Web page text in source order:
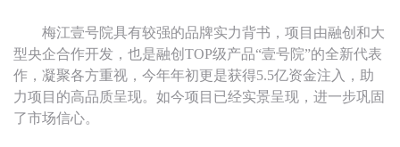
梅江壹号院具有较强的品牌实力背书，项目由融创和大
型央企合作开发，也是融创 TOP级产品“壹号院”的全新代表
作，凝聚各方重视，今年年初更是获得5.5亿资金注入，助
力项目的高品质呈现。如今项目已经实景呈现，进一步巩固
了市场信心。